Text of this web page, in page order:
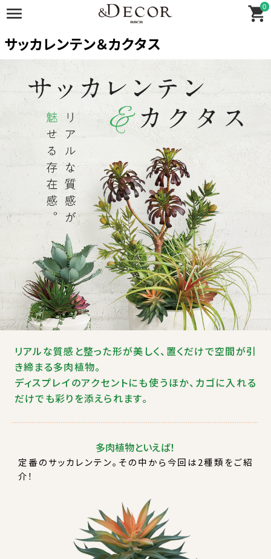
0
サッカレンテン＆カクタス
リアルな質感と整った形が美しく、置くだけで空間が引
き締まる多肉植物。
ディスプレイのアクセントにも使うほか、カゴに入れる
だけでも彩りを添えられます。
多肉植物といえば！
定番のサッカレンテン。その中から今回は2種類をご紹
介！